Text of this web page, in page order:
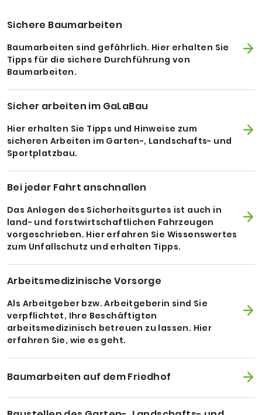
Sichere Baumarbeiten
Baumarbeiten sind gefährlich. Hier erhalten Sie
Tipps für die sichere Durchführung von
Baumarbeiten.
Sicher arbeiten im GaLaBau
Hier erhalten Sie Tipps und Hinweise zum
sicheren Arbeiten im Garten-, Landschafts- und
Sportplatzbau.
Bei jeder Fahrt anschnallen
Das Anlegen des Sicherheitsgurtes ist auch in
land- und forstwirtschaftlichen Fahrzeugen
vorgeschrieben. Hier erfahren Sie Wissenswertes
zum Unfallschutz und erhalten Tipps.
Arbeitsmedizinische Vorsorge
Als Arbeitgeber bzw. Arbeitgeberin sind Sie
verpflichtet, Ihre Beschäftigten
arbeitsmedizinisch betreuen zu lassen. Hier
erfahren Sie, wie es geht.
Baumarbeiten auf dem Friedhof